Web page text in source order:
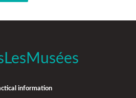
information